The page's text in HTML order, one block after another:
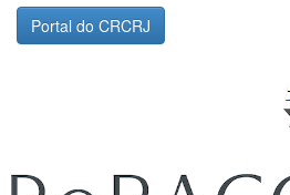
Portal do CRCRJ